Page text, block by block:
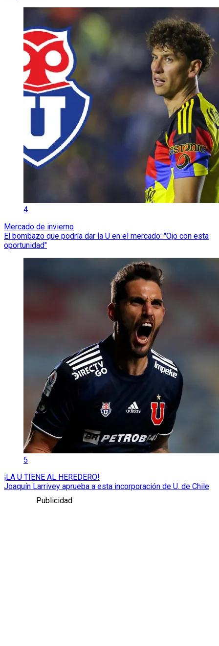
4
Mercado de invierno
El bombazo que podría dar la U en el mercado: "Ojo con esta
oportunidad"
5
¡LA U TIENE AL HEREDERO!
Joaquín Larrivey aprueba a esta incorporación de U. de Chile
Publicidad